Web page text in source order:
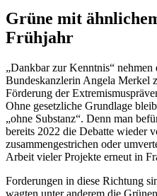
Grüne mit
Frühjahr
„Dankbar zur Kenntnis“ nehmen
Bundeskanzlerin Angela Merkel
Förderung der
Ohne gesetzliche Grundlage
„ohne Substanz“. Denn man
bereits 2022 die Debatte wieder
zusammengestrichen oder
Arbeit vieler Projekte erneut in
Forderungen in diese Richtung